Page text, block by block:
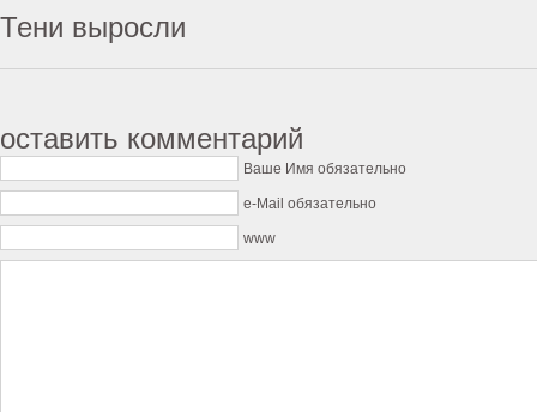
Тени выросли
оставить комментарий
Ваше Имя обязательно
e-Mail обязательно
www